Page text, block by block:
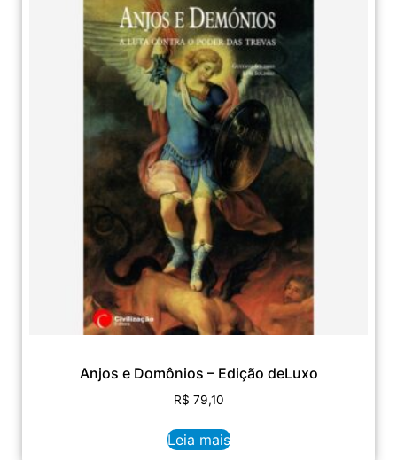
Anjos e Domônios – Edição deLuxo
R$ 79,10
Leia mais